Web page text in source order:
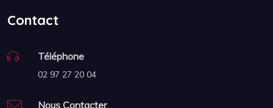
Contact
Téléphone
02 97 27 20 04
Nous Contacter